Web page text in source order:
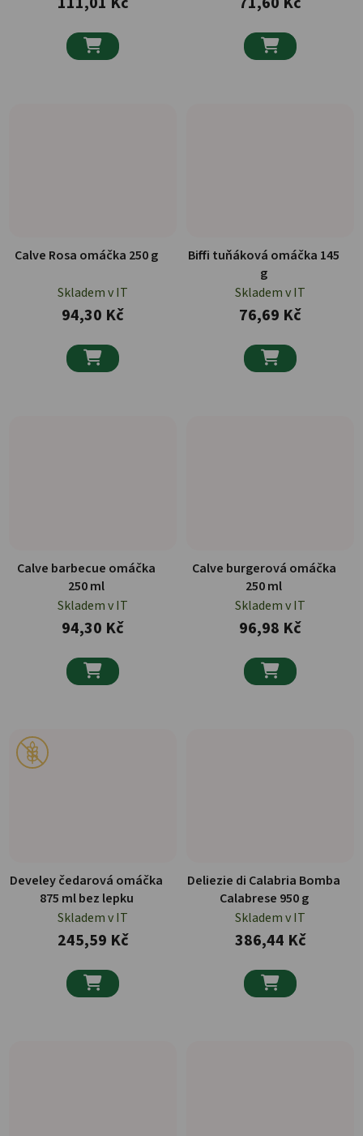
 
Calve Rosa omáčka 250 g
Skladem v IT
94,30 Kč

Biffi tuňáková omáčka 145
g
Skladem v IT
76,69 Kč

Calve barbecue omáčka
250 ml
Skladem v IT
94,30 Kč

Calve burgerová omáčka
250 ml
Skladem v IT
96,98 Kč

Develey čedarová omáčka
875 ml bez lepku
Skladem v IT
245,59 Kč

Deliezie di Calabria Bomba
Calabrese 950 g
Skladem v IT
386,44 Kč
